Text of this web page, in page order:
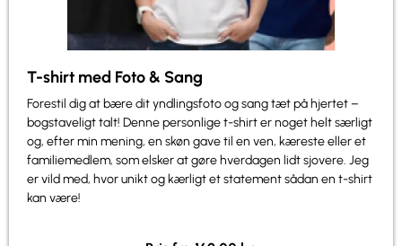
T-shirt med Foto & Sang
Forestil dig at bære dit yndlingsfoto og sang tæt på hjertet –
bogstaveligt talt! Denne personlige t-shirt er noget helt særligt
og, efter min mening, en skøn gave til en ven, kæreste eller et
familiemedlem, som elsker at gøre hverdagen lidt sjovere. Jeg
er vild med, hvor unikt og kærligt et statement sådan en t-shirt
kan være!